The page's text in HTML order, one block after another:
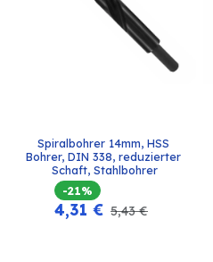
Spiralbohrer 14mm, HSS
Bohrer, DIN 338, reduzierter
Schaft, Stahlbohrer
-21%
4,31 € 5,43€